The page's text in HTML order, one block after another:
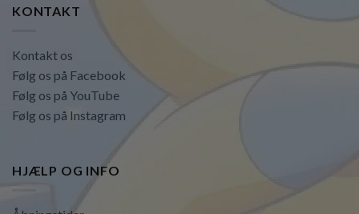
KONTAKT
Kontakt os
Følg os på Facebook
Følg os på YouTube
Følg os på Instagram
HJÆLP OG INFO